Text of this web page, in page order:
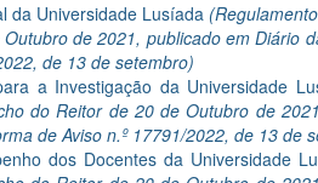
da Universidade Lusíada
de 2021, publicado em Diário
de 13 de setembro)
a Investigação da Universidade
do Reitor de 20 de Outubro de
de Aviso n.º 17791/2022, de 13 de
dos Docentes da Universidade